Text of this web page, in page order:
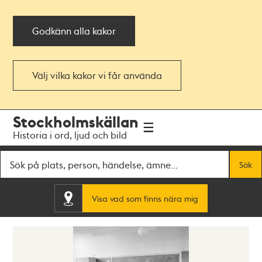
Godkänn alla kakor
Välj vilka kakor vi får använda
navigationen
huvudinnehållet
Stockholmskällan
Historia i ord, ljud och bild
Sök
Visa vad som finns nära mig